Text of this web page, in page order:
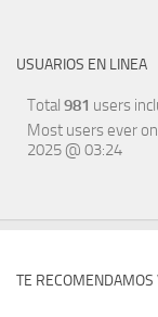
USUARIOS EN LINEA
Total 981 users
Most users ever
2025 @ 03:24
TE RECOMENDAMOS